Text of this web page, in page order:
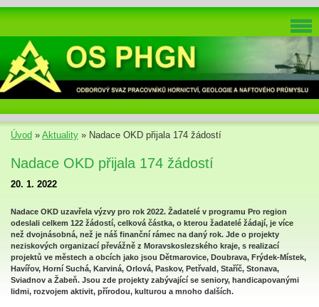
Úvod » Aktuality » Nadace OKD přijala 174 žádostí
Nadace OKD přijala 174 žádostí
20. 1. 2022
Nadace OKD uzavřela výzvy pro rok 2022. Žadatelé v programu Pro region
odeslali celkem 122 žádostí, celková částka, o kterou žadatelé žádají, je více
než dvojnásobná, než je náš finanční rámec na daný rok. Jde o projekty
neziskových organizací převážně z Moravskoslezského kraje, s realizací
projektů ve městech a obcích jako jsou Dětmarovice, Doubrava, Frýdek-Místek,
Havířov, Horní Suchá, Karviná, Orlová, Paskov, Petřvald, Staříč, Stonava,
Sviadnov a Žabeň. Jsou zde projekty zabývající se seniory, handicapovanými
lidmi, rozvojem aktivit, přírodou, kulturou a mnoho dalších.